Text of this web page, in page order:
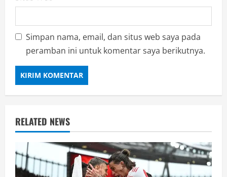
Simpan nama, email, dan situs web saya pada
peramban ini untuk komentar saya berikutnya.
RELATED NEWS